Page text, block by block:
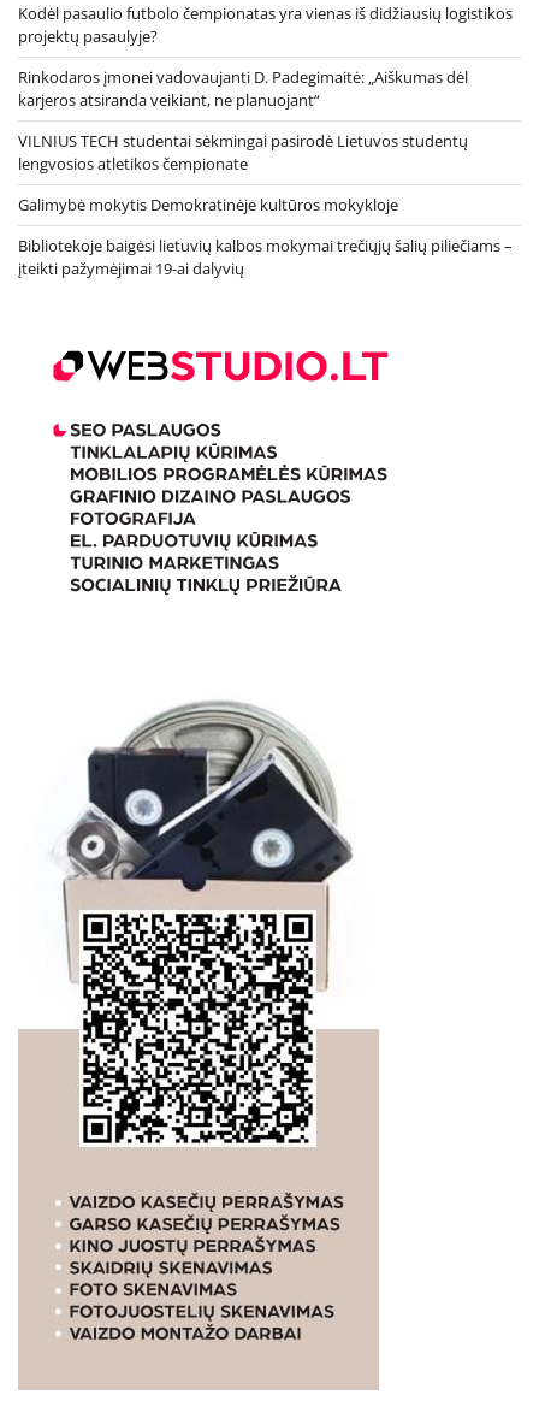
Kodėl pasaulio futbolo čempionatas yra vienas iš didžiausių logistikos
projektų pasaulyje?
Rinkodaros įmonei vadovaujanti D. Padegimaitė: „Aiškumas dėl
karjeros atsiranda veikiant, ne planuojant“
VILNIUS TECH studentai sėkmingai pasirodė Lietuvos studentų
lengvosios atletikos čempionate
Galimybė mokytis Demokratinėje kultūros mokykloje
Bibliotekoje baigėsi lietuvių kalbos mokymai trečiųjų šalių piliečiams –
įteikti pažymėjimai 19-ai dalyvių